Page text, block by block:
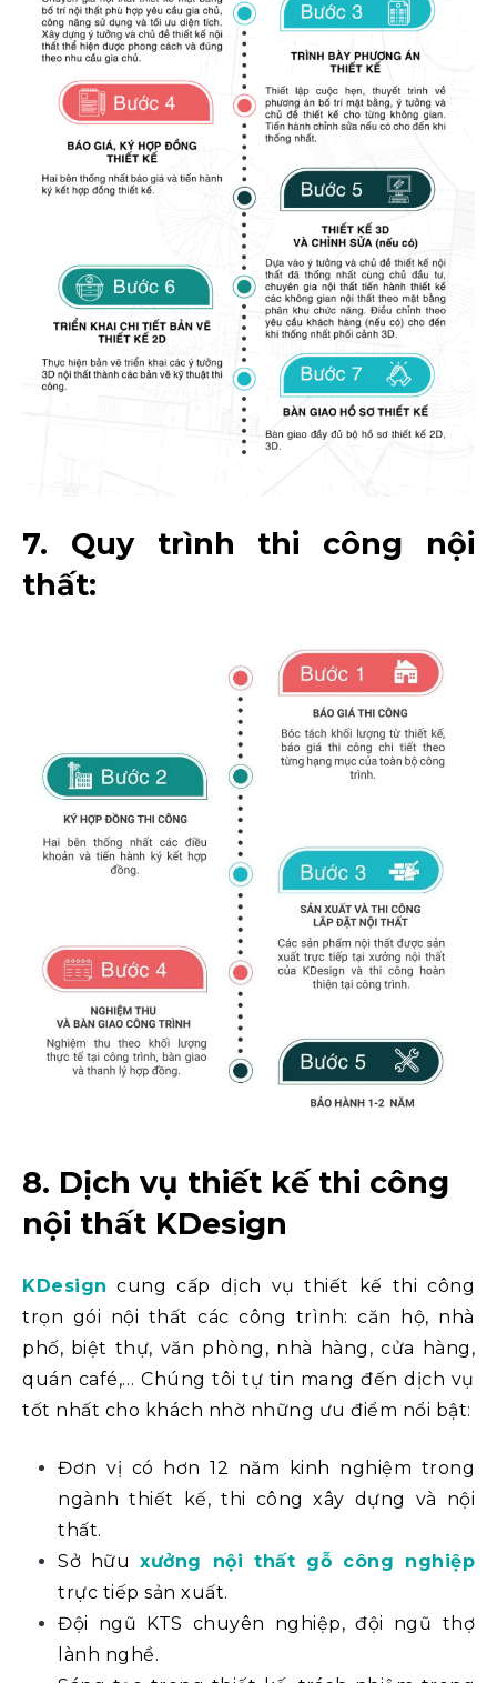
7. Quy trình thi công nội
thất:
8. Dịch vụ thiết kế thi công
nội thất KDesign
KDesign cung cấp dịch vụ thiết kế thi công
trọn gói nội thất các công trình: căn hộ, nhà
phố, biệt thự, văn phòng, nhà hàng, cửa hàng,
quán café,… Chúng tôi tự tin mang đến dịch vụ
tốt nhất cho khách nhờ những ưu điểm nổi bật:
Đơn vị có hơn 12 năm kinh nghiệm trong
ngành thiết kế, thi công xây dựng và nội
thất.
Sở hữu xưởng nội thất gỗ công nghiệp
trực tiếp sản xuất.
Đội ngũ KTS chuyên nghiệp, đội ngũ thợ
lành nghề.